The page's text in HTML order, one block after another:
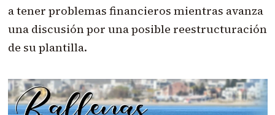
a tener problemas financieros mientras avanza
una discusión por una posible reestructuración
de su plantilla.